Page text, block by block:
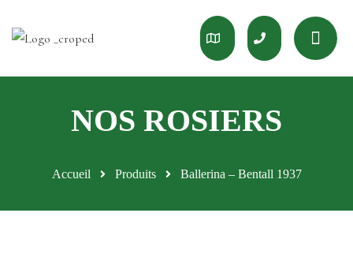
Accueil Produits Ballerina – Bentall 1937